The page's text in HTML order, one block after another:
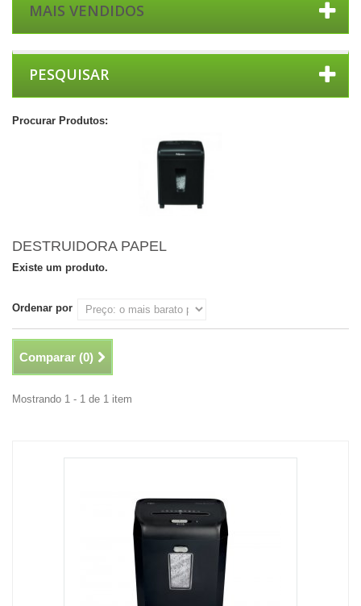
MAIS VENDIDOS
PESQUISAR
Procurar Produtos:
DESTRUIDORA PAPEL
Existe um produto.
Ordenar por
Comparar (0)
Mostrando 1 - 1 de 1 item